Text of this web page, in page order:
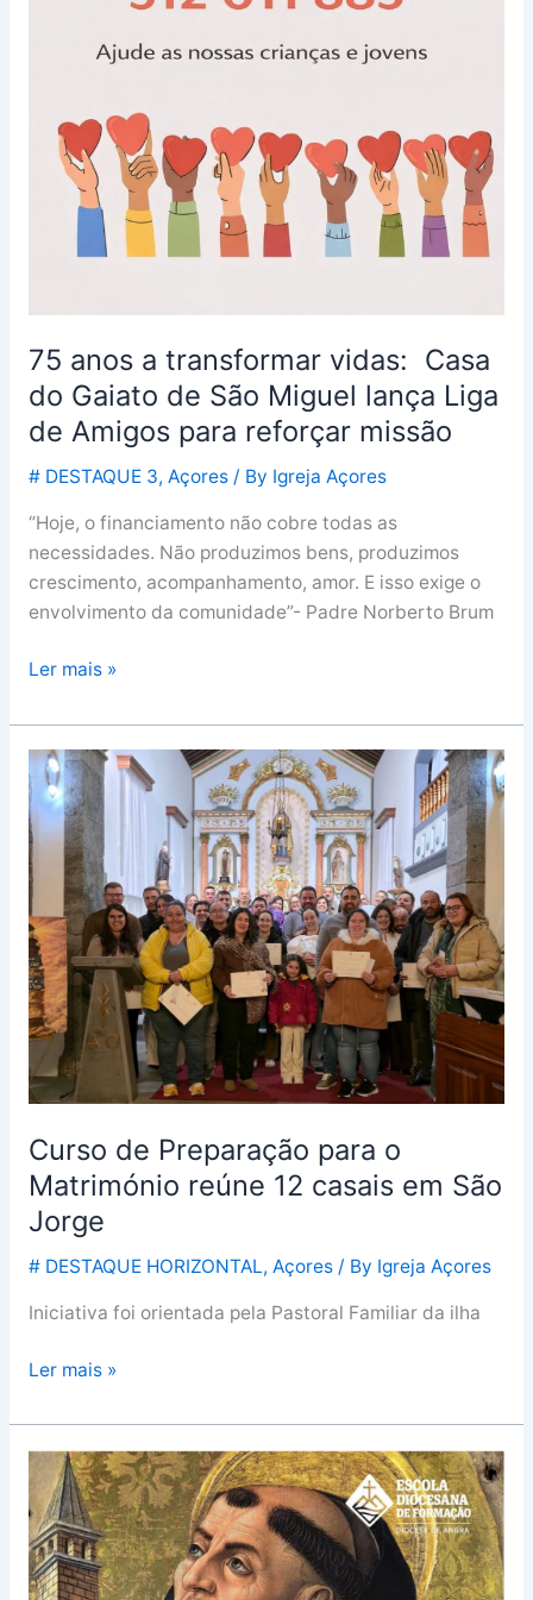
75 anos a transformar vidas: Casa
do Gaiato de São Miguel lança Liga
de Amigos para reforçar missão
# DESTAQUE 3, Açores/ By Igreja Açores
“Hoje, o financiamento não cobre todas as
necessidades. Não produzimos bens, produzimos
crescimento, acompanhamento, amor. E isso exige o
envolvimento da comunidade”- Padre Norberto Brum
missão
Ler mais »
Curso de Preparação para o
Matrimónio reúne 12 casais em São
Jorge
# DESTAQUE HORIZONTAL, Açores/ By Igreja Açores
Iniciativa foi orientada pela Pastoral Familiar da ilha
Curso
de
Preparação
para
o
Matrimónio
reúne
12
casais
em
São
Jorge
Ler mais »
Como
se
cruzam
o
Mistério